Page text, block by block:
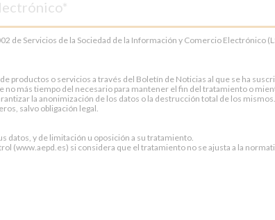
de Servicios de la Sociedad de la Información y Comercio
productos o servicios a través del Boletín de Noticias al que se ha
no más tiempo del necesario para mantener el fin del tratamiento o
la anonimización de los datos o la destrucción total de los mismos.
salvo obligación legal.
datos, y de limitación u oposición a su tratamiento.
(www.aepd.es) si considera que el tratamiento no se ajusta a la